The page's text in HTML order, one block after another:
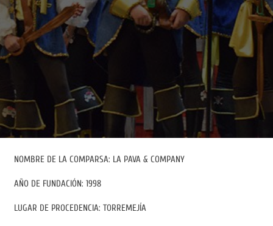
NOMBRE DE LA COMPARSA: LA PAVA & COMPANY
AÑO DE FUNDACIÓN: 1998
LUGAR DE PROCEDENCIA: TORREMEJÍA